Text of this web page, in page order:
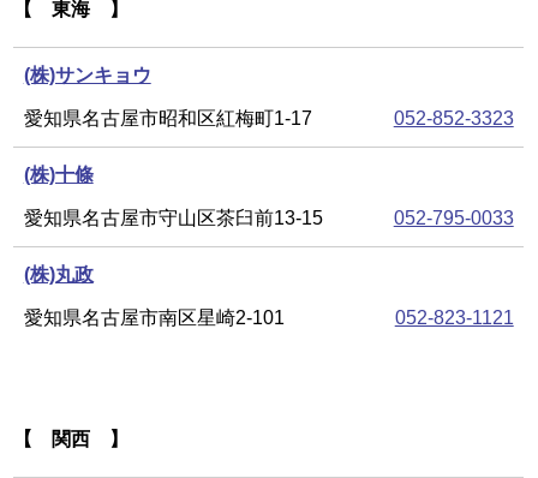
【 東海 】
(株)サンキョウ
愛知県名古屋市昭和区紅梅町1-17 052-852-3323
(株)十條
愛知県名古屋市守山区茶臼前13-15 052-795-0033
(株)丸政
愛知県名古屋市南区星崎2-101 052-823-1121
【 関西 】